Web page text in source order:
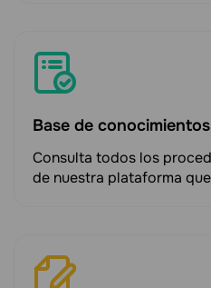
Base de conocimientos
Consulta todos los
de nuestra plataforma